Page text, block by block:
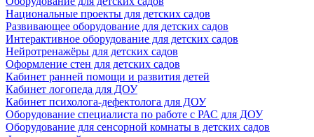
Национальные проекты для детских садов
Развивающее оборудование для детских садов
Интерактивное оборудование для детских садов
Нейротренажёры для детских садов
Оформление стен для детских садов
Кабинет ранней помощи и развития детей
Кабинет логопеда для ДОУ
Кабинет психолога-дефектолога для ДОУ
Оборудование специалиста по работе с РАС для ДОУ
Оборудование для сенсорной комнаты в детских садов